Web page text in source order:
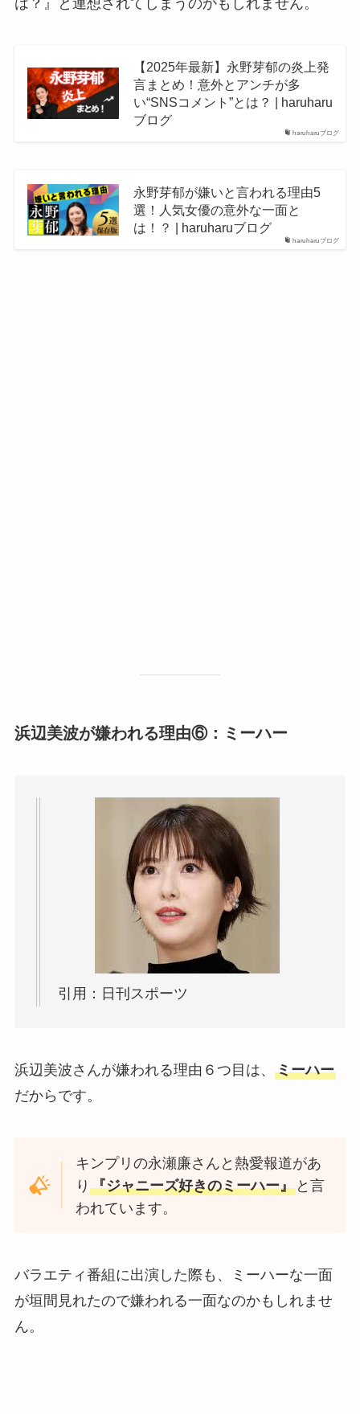
は？』と連想されてしまうのかもしれません。
haruharuブログ
【2025年最新】永野芽郁の炎上発
言まとめ！意外とアンチが多
い“SNSコメント”とは？ | haruharu
ブログ
haruharuブログ
永野芽郁が嫌いと言われる理由5
選！人気女優の意外な一面と
は！？ | haruharuブログ
浜辺美波が嫌われる理由⑥：ミーハー
引用：日刊スポーツ
浜辺美波さんが嫌われる理由６つ目は、 ミーハー
だからです。
キンプリの永瀬廉さんと熱愛報道があ
り『ジャニーズ好きのミーハー』 と言
われています。
バラエティ番組に出演した際も、ミーハーな一面
が垣間見れたので嫌われる一面なのかもしれませ
ん。